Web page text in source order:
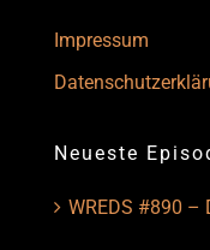
Impressum
Neueste
WREDS #890 –